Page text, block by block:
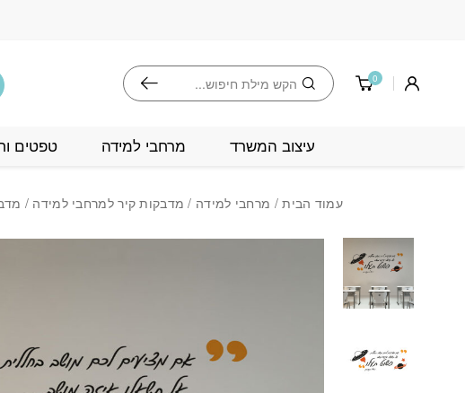
0 חיפוש
עיצוב המשרד מרחבי למידה טפטים
עמוד הבית/ מרחבי למידה / מדבקות קיר למרחבי למידה /